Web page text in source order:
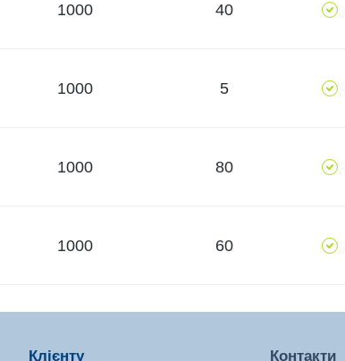
1000 40
1000 5
1000 80
1000 60
Клієнту Контакти